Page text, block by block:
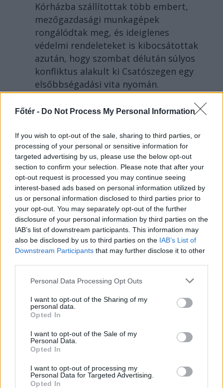
Főtér - Do Not Process My Personal Information
If you wish to opt-out of the sale, sharing to third parties, or
processing of your personal or sensitive information for
targeted advertising by us, please use the below opt-out
section to confirm your selection. Please note that after your
opt-out request is processed you may continue seeing
interest-based ads based on personal information utilized by
us or personal information disclosed to third parties prior to
your opt-out. You may separately opt-out of the further
disclosure of your personal information by third parties on the
IAB’s list of downstream participants. This information may
also be disclosed by us to third parties on the IAB’s List of
Downstream Participants that may further disclose it to other
Personal Data Processing Opt Outs
I want to opt-out of the Sharing of my
personal data.
Opted In
I want to opt-out of the Sale of my
Personal Data.
Opted In
I want to opt-out of processing my
Personal Data for Targeted Advertising.
Opted In
Kórházba szállítottak több embert,
mezőgazdasági munkagépek
rongálódtak meg, és ideiglenes
védelmi rendeleteket is kibocsátottak
azután, hogy szombat délután súlyos
konfliktus alakult ki Csatószegen egy
elsőbbségadási vita nyomán.
KRÓNIKA
Büntetőfeljelentést tett
Majka ügyvédje a
romániai telefonszámról
érkezett fenyegetés miatt
Büntetőfeljelentést tett csütörtökön
Majka romániai jogi képviselője a
sepsiszentgyörgyi Sic Feszt fesztiválra
tervezett koncert lemondását kiváltó